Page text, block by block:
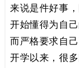
来说是件好事
开始懂得为自
而严格要求自
开学以来，很